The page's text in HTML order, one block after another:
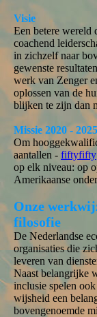
Visie
Een betere wereld
coachend
in zichzelf naar
gewenste
werk van Zenger
oplossen van de
blijken te zijn dan
Missie 2020 - 2025
Om
aantallen - fiftyfifty
op elk niveau: op
Amerikaanse
Onze
filosofie
De Nederlandse
organisaties die
leveren van
Naast belangrijke
inclusie spelen
wijsheid een
bovengenoemde